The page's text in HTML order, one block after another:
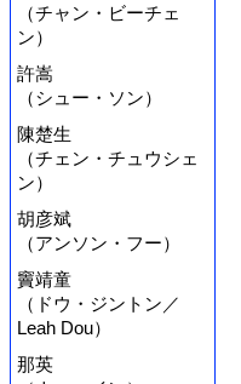
（チャン・ビーチェ
ン）
許嵩
（シュー・ソン）
陳楚生
（チェン・チュウシェ
ン）
胡彦斌
（アンソン・フー）
竇靖童
（ドウ・ジントン／
Leah Dou）
那英